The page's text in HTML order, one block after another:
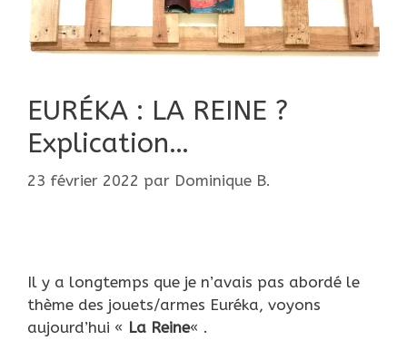
EURÉKA : LA REINE ?
Explication…
23 février 2022 par Dominique B.
Il y a longtemps que je n’avais pas abordé le
thème des jouets/armes Euréka, voyons
aujourd’hui « La Reine« .